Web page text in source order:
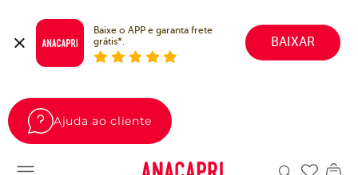
Baixe o APP e garanta frete
grátis*.
BAIXAR
Ajuda ao cliente